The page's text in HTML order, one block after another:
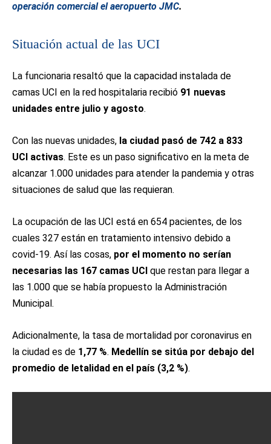
operación comercial el aeropuerto JMC.
Situación actual de las UCI
La funcionaria resaltó que la capacidad instalada de
camas UCI en la red hospitalaria recibió 91 nuevas
unidades entre julio y agosto.
Con las nuevas unidades, la ciudad pasó de 742 a 833
UCI activas. Este es un paso significativo en la meta de
alcanzar 1.000 unidades para atender la pandemia y otras
situaciones de salud que las requieran.
La ocupación de las UCI está en 654 pacientes, de los
cuales 327 están en tratamiento intensivo debido a
covid-19. Así las cosas, por el momento no serían
necesarias las 167 camas UCI que restan para llegar a
las 1.000 que se había propuesto la Administración
Municipal.
Adicionalmente, la tasa de mortalidad por coronavirus en
la ciudad es de 1,77 %. Medellín se sitúa por debajo del
promedio de letalidad en el país (3,2 %).